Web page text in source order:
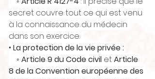
secret couvre tout ce qui est venu
à la connaissance du médecin
dans son exercice.
• La protection de la vie privée :
◦ Article 9 du Code civil et Article
8 de la Convention européenne des